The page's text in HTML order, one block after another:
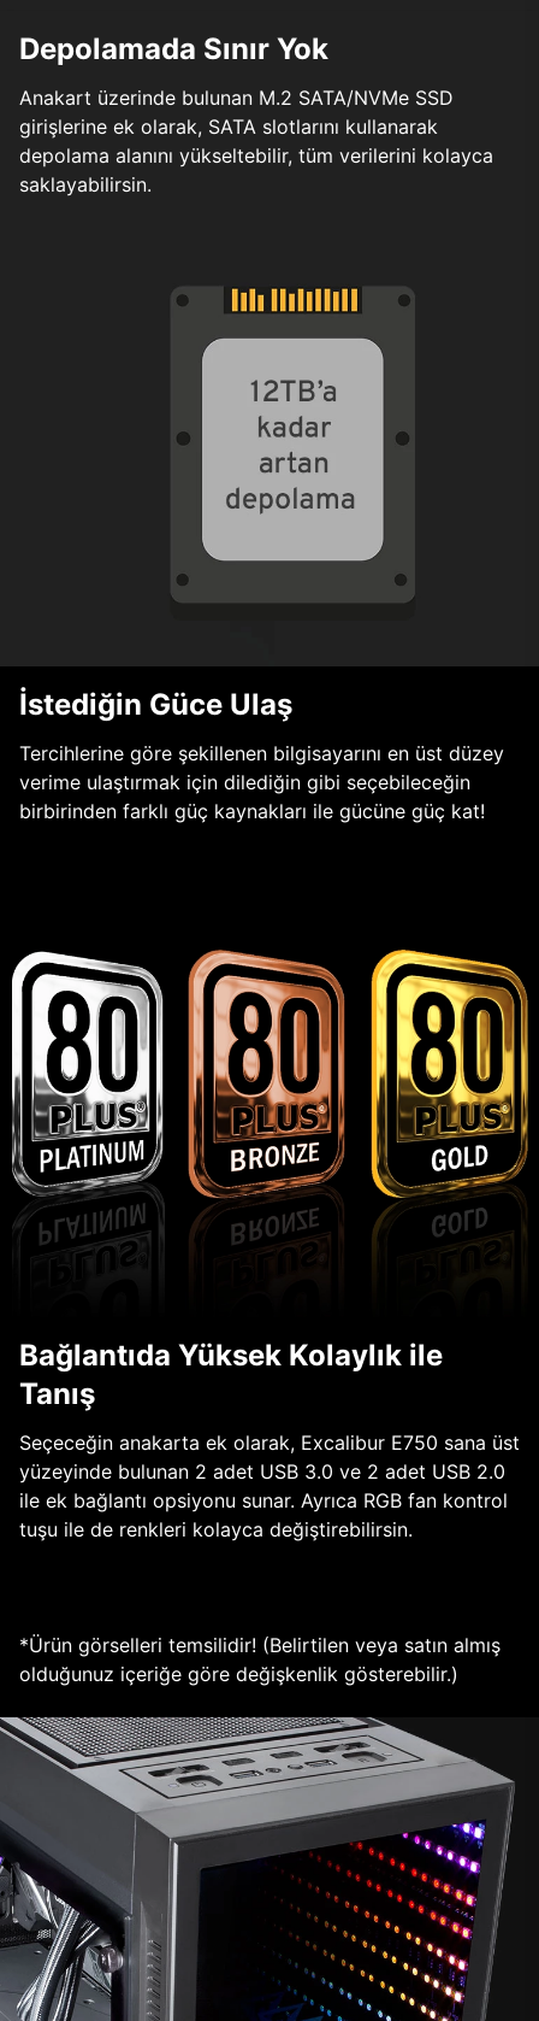
Depolamada Sınır Yok
Anakart üzerinde bulunan M.2 SATA/NVMe SSD
girişlerine ek olarak, SATA slotlarını kullanarak
depolama alanını yükseltebilir, tüm verilerini kolayca
saklayabilirsin.
İstediğin Güce Ulaş
Tercihlerine göre şekillenen bilgisayarını en üst düzey
verime ulaştırmak için dilediğin gibi seçebileceğin
birbirinden farklı güç kaynakları ile gücüne güç kat!
Bağlantıda Yüksek Kolaylık ile
Tanış
Seçeceğin anakarta ek olarak, Excalibur E750 sana üst
yüzeyinde bulunan 2 adet USB 3.0 ve 2 adet USB 2.0
ile ek bağlantı opsiyonu sunar. Ayrıca RGB fan kontrol
tuşu ile de renkleri kolayca değiştirebilirsin.
*Ürün görselleri temsilidir! (Belirtilen veya satın almış
olduğunuz içeriğe göre değişkenlik gösterebilir.)